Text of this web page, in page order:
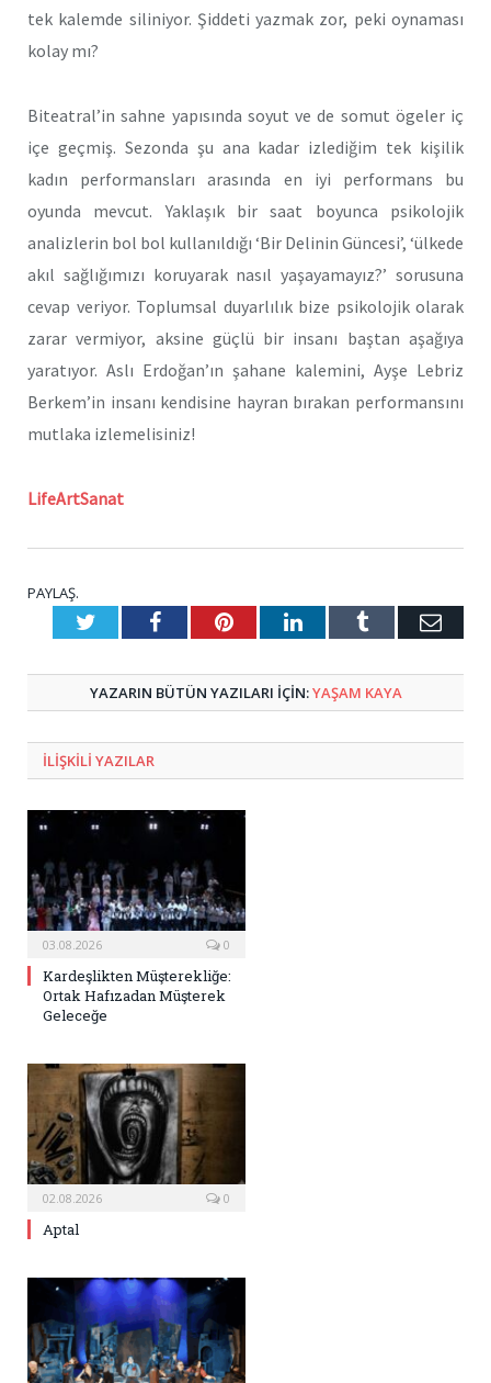
tek kalemde siliniyor. Şiddeti yazmak zor, peki oynaması
kolay mı?
Biteatral’in sahne yapısında soyut ve de somut ögeler iç
içe geçmiş. Sezonda şu ana kadar izlediğim tek kişilik
kadın performansları arasında en iyi performans bu
oyunda mevcut. Yaklaşık bir saat boyunca psikolojik
analizlerin bol bol kullanıldığı ‘Bir Delinin Güncesi’, ‘ülkede
akıl sağlığımızı koruyarak nasıl yaşayamayız?’ sorusuna
cevap veriyor. Toplumsal duyarlılık bize psikolojik olarak
zarar vermiyor, aksine güçlü bir insanı baştan aşağıya
yaratıyor. Aslı Erdoğan’ın şahane kalemini, Ayşe Lebriz
Berkem’in insanı kendisine hayran bırakan performansını
mutlaka izlemelisiniz!
LifeArtSanat
PAYLAŞ.
TwitterFacebookPinterestLinkedInTumblr E-
YAZARIN BÜTÜN YAZILARI IÇIN:YAŞAM KAYA
ILIŞKILI YAZILAR
03.08.2026 0
Kardeşlikten Müşterekliğe:
Ortak Hafızadan Müşterek
Geleceğe
02.08.2026 0
Aptal